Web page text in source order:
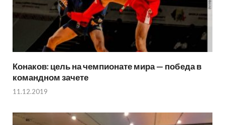
Конаков: цель на чемпионате мира — победа в
командном зачете
11.12.2019